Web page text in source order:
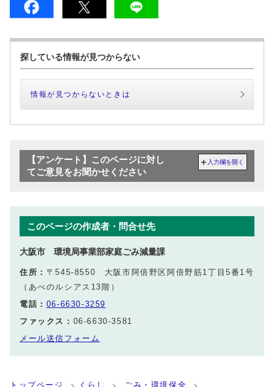
探している情報が見つからない
情報が見つからないときは
【アンケート】このページに対し
てご意見をお聞かせください
入力欄を開く
このページの作成者・問合せ先
大阪市 環境局事業部家庭ごみ減量課
住所： 〒545-8550 大阪市阿倍野区阿倍野筋1丁目5番1号
（あべのルシアス13階）
電話： 06-6630-3259
ファックス： 06-6630-3581
メール送信フォーム
トップページ くらし ごみ・環境保全